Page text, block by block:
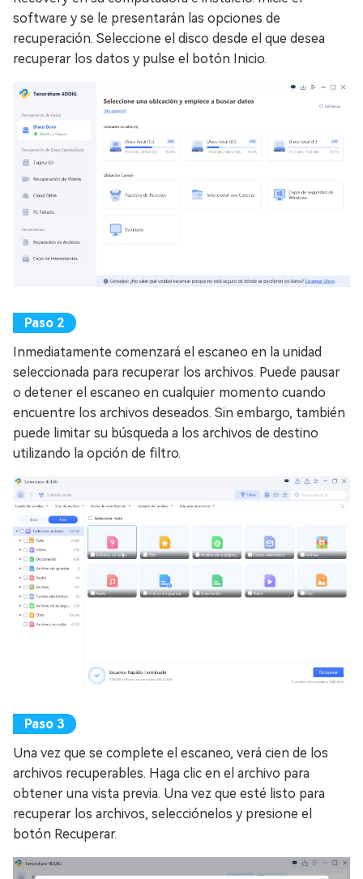
software y se le presentarán las opciones de
recuperación. Seleccione el disco desde el que desea
recuperar los datos y pulse el botón Inicio.
Inmediatamente comenzará el escaneo en la unidad
seleccionada para recuperar los archivos. Puede pausar
o detener el escaneo en cualquier momento cuando
encuentre los archivos deseados. Sin embargo, también
puede limitar su búsqueda a los archivos de destino
utilizando la opción de filtro.
Una vez que se complete el escaneo, verá cien de los
archivos recuperables. Haga clic en el archivo para
obtener una vista previa. Una vez que esté listo para
recuperar los archivos, selecciónelos y presione el
botón Recuperar.